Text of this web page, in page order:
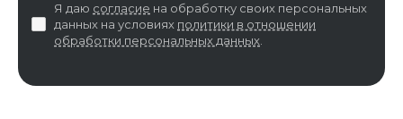
Я даю согласие на обработку своих персональных
данных на условиях политики в отношении
обработки персональных данных.